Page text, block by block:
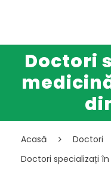
Doctori
Acasă
Doctori
Doctori specializați